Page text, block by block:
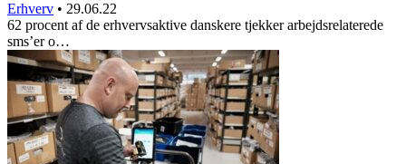
Erhverv • 29.06.22
62 procent af de erhvervsaktive danskere tjekker arbejdsrelaterede
sms’er o…